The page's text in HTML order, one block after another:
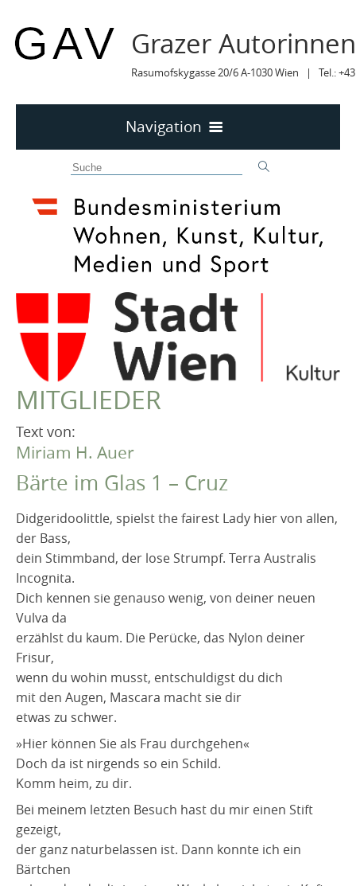
Grazer
Rasumofskygasse 20/6 A-1030 Wien | Tel.:
Navigation
MITTEILUNGEN
MITTEILUNGEN Archiv
TERMINE
TERMINE sortiert
LYRIK IM MÄRZ
MITGLIEDER
VEREIN
Robert Musil Gedenkraum
IN MEMORIAM
MITGLIEDER
Text von:
Miriam H. Auer
Bärte im Glas 1 – Cruz
Didgeridoolittle, spielst the fairest Lady hier von allen,
der Bass,
dein Stimmband, der lose Strumpf. Terra Australis
Incognita.
Dich kennen sie genauso wenig, von deiner neuen
Vulva da
erzählst du kaum. Die Perücke, das Nylon deiner
Frisur,
wenn du wohin musst, entschuldigst du dich
mit den Augen, Mascara macht sie dir
etwas zu schwer.
»Hier können Sie als Frau durchgehen«
Doch da ist nirgends so ein Schild.
Komm heim, zu dir.
Bei meinem letzten Besuch hast du mir einen Stift
gezeigt,
der ganz naturbelassen ist. Dann konnte ich ein
Bärtchen